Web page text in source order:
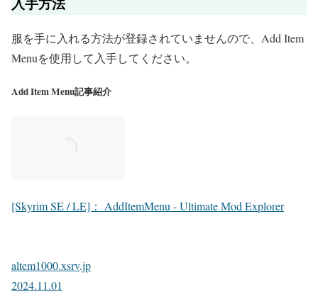
服を手に入れる方法が登録されていませんので、Add Item
Menuを使用して入手してください。
Add Item Menu記事紹介
[Skyrim SE / LE]： AddItemMenu - Ultimate Mod Explorer
altem1000.xsrv.jp
2024.11.01